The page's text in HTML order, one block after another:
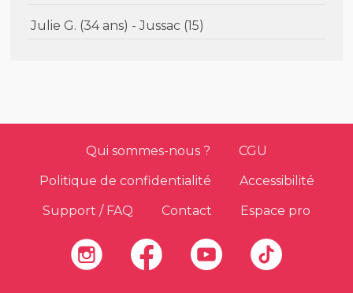
Julie G. (34 ans) - Jussac (15)
Qui sommes-nous ?
CGU
Politique de confidentialité
Accessibilité
Support / FAQ
Contact Espace pro